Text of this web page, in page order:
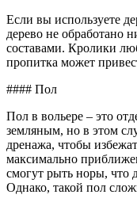
Если вы используете
дерево не обработано
составами. Кролики
пропитка может
#### Пол
Пол в вольере – это
земляным, но в этом
дренажа, чтобы
максимально
смогут рыть норы, что
Однако, такой пол